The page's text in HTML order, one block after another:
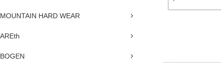
MOUNTAIN HARD WEAR
AREth
BOGEN